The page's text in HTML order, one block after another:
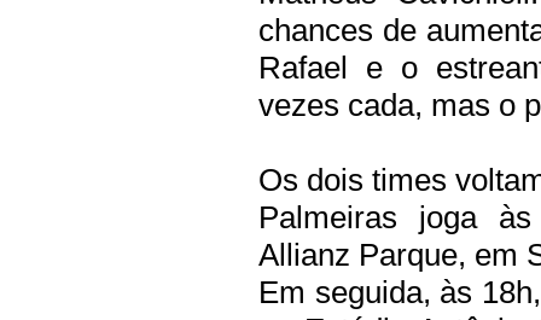
chances de
Rafael e o
vezes cada, mas o
Os dois times
Palmeiras joga
Allianz Parque, em
Em seguida, às